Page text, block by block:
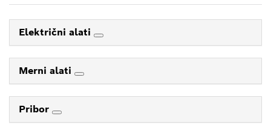
Električni alati
Merni alati
Pribor